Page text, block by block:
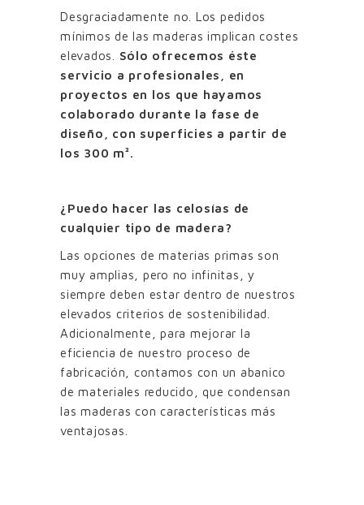
Desgraciadamente no. Los pedidos
mínimos de las maderas implican costes
elevados. Sólo ofrecemos éste
servicio a profesionales, en
proyectos en los que hayamos
colaborado durante la fase de
diseño, con superficies a partir de
los 300 m².
¿Puedo hacer las celosías de
cualquier tipo de madera?
Las opciones de materias primas son
muy amplias, pero no infinitas, y
siempre deben estar dentro de nuestros
elevados criterios de sostenibilidad.
Adicionalmente, para mejorar la
eficiencia de nuestro proceso de
fabricación, contamos con un abanico
de materiales reducido, que condensan
las maderas con características más
ventajosas.